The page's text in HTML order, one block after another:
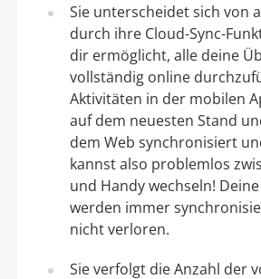
Sie unterscheidet sich von
durch ihre Cloud-Sync-
dir ermöglicht, alle deine
vollständig online
Aktivitäten in der mobilen
auf dem neuesten Stand
dem Web synchronisiert
kannst also problemlos
und Handy wechseln!
werden immer
nicht verloren.
Sie verfolgt die Anzahl der